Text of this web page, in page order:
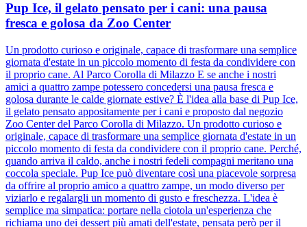
Pup Ice, il gelato pensato per i cani: una pausa
fresca e golosa da Zoo Center
Un prodotto curioso e originale, capace di trasformare una semplice
giornata d'estate in un piccolo momento di festa da condividere con
il proprio cane. Al Parco Corolla di Milazzo E se anche i nostri
amici a quattro zampe potessero concedersi una pausa fresca e
golosa durante le calde giornate estive? È l'idea alla base di Pup Ice,
il gelato pensato appositamente per i cani e proposto dal negozio
Zoo Center del Parco Corolla di Milazzo. Un prodotto curioso e
originale, capace di trasformare una semplice giornata d'estate in un
piccolo momento di festa da condividere con il proprio cane. Perché,
quando arriva il caldo, anche i nostri fedeli compagni meritano una
coccola speciale. Pup Ice può diventare così una piacevole sorpresa
da offrire al proprio amico a quattro zampe, un modo diverso per
viziarlo e regalargli un momento di gusto e freschezza. L'idea è
semplice ma simpatica: portare nella ciotola un'esperienza che
richiama uno dei dessert più amati dell'estate, pensata però per il